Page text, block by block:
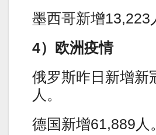
墨西哥新增13,223
4）欧洲疫情
俄罗斯昨日新增新
人。
德国新增61,889人。